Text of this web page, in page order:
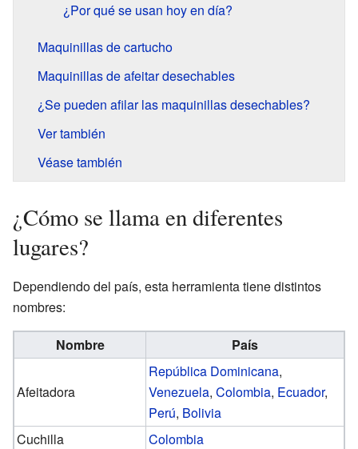
¿Por qué se usan hoy en día?
Maquinillas de cartucho
Maquinillas de afeitar desechables
¿Se pueden afilar las maquinillas desechables?
Ver también
Véase también
¿Cómo se llama en diferentes
lugares?
Dependiendo del país, esta herramienta tiene distintos
nombres:
Nombre País
Afeitadora
República Dominicana,
Venezuela,Colombia, Ecuador,
Perú, Bolivia
Cuchilla
Colombia